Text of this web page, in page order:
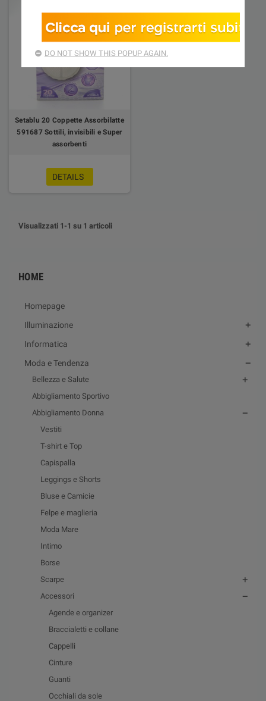
HOME
Homepage
Illuminazione
Informatica
Moda e Tendenza
Bellezza e Salute
Abbigliamento Sportivo
Abbigliamento Donna
Vestiti
T-shirt e Top
Capispalla
Leggings e Shorts
Bluse e Camicie
Felpe e maglieria
Moda Mare
Intimo
Borse
Scarpe
Accessori
Agende e organizer
Braccialetti e collane
Cappelli
Cinture
Guanti
Occhiali da sole
Setablu 20 Coppette Assorbilatte
591687 Sottili, invisibili e Super
assorbenti
DETAILS
Visualizzati 1-1 su 1 articoli
DO NOT SHOW THIS POPUP AGAIN.